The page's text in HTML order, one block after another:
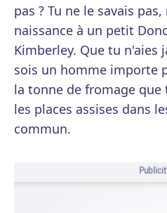
pas ? Tu ne le savais
naissance à un petit
Kimberley. Que tu n'aies
sois un homme importe
la tonne de fromage que
les places assises dans
commun.